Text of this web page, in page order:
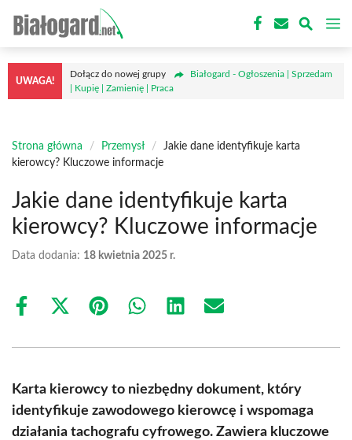
treści
UWAGA!
Dołącz do nowej grupy
Białogard - Ogłoszenia | Sprzedam
| Kupię | Zamienię | Praca
Strona główna / Przemysł /
Jakie dane identyfikuje karta
kierowcy? Kluczowe informacje
Jakie dane identyfikuje karta
kierowcy? Kluczowe informacje
Data dodania: 18 kwietnia 2025 r.
Share
Share
(Twitter)
Share Share Share Share
Karta kierowcy to niezbędny dokument, który
identyfikuje zawodowego kierowcę i wspomaga
działania tachografu cyfrowego. Zawiera kluczowe